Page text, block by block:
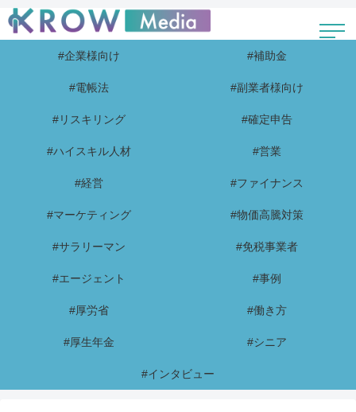
#企業様向け #補助金
#電帳法 #副業者様向け
#リスキリング #確定申告
#ハイスキル人材 #営業
#経営 #ファイナンス
#マーケティング #物価高騰対策
#サラリーマン #免税事業者
#エージェント #事例
#厚労省 #働き方
#厚生年金 #シニア
#インタビュー